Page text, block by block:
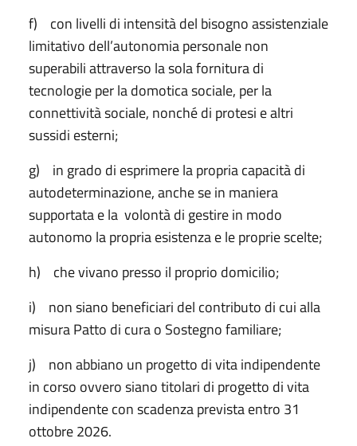
f) con livelli di intensità del bisogno assistenziale
limitativo dell’autonomia personale non
superabili attraverso la sola fornitura di
tecnologie per la domotica sociale, per la
connettività sociale, nonché di protesi e altri
sussidi esterni;
g) in grado di esprimere la propria capacità di
autodeterminazione, anche se in maniera
supportata e la volontà di gestire in modo
autonomo la propria esistenza e le proprie scelte;
h) che vivano presso il proprio domicilio;
i) non siano beneficiari del contributo di cui alla
misura Patto di cura o Sostegno familiare;
j) non abbiano un progetto di vita indipendente
in corso ovvero siano titolari di progetto di vita
indipendente con scadenza prevista entro 31
ottobre 2026.